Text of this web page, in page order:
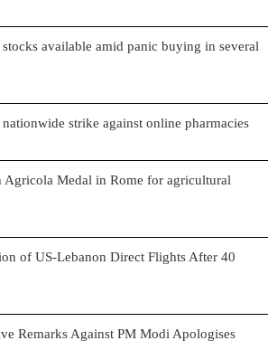
available amid panic buying in several
strike against online pharmacies
Medal in Rome for agricultural
of US-Lebanon Direct Flights After 40
Remarks Against PM Modi Apologises